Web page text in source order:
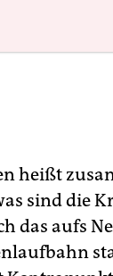
heißt
sind die
das aufs